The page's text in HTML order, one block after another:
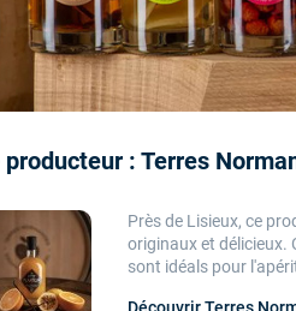
producteur : Terres
Près de Lisieux, ce
originaux et délicieux.
sont idéals pour
Découvrir Terres